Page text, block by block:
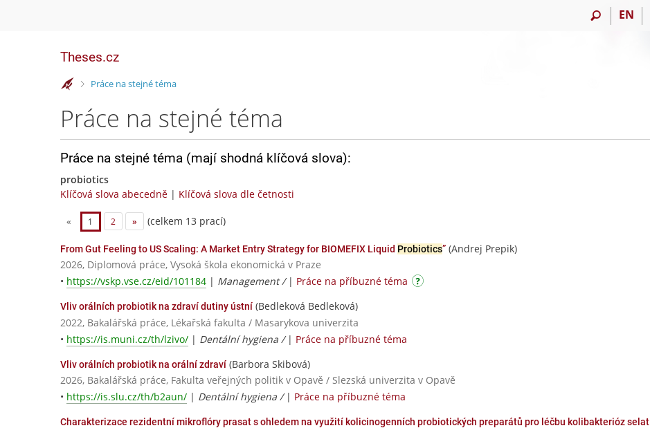
EN
Theses.cz
>Práce na stejné téma
Práce na stejné téma
Práce na stejné téma (mají shodná klíčová slova):
probiotics
Klíčová slova abecedně | Klíčová slova dle četnosti
« 1 2 » (celkem 13 prací)
From Gut Feeling to US Scaling: A Market Entry Strategy for BIOMEFIX Liquid Probiotics” (Andrej Prepik)
2026, Diplomová práce, Vysoká škola ekonomická v Praze
• https://vskp.vse.cz/eid/101184 | Management / | Práce na příbuzné téma
Vliv orálních probiotik na zdraví dutiny ústní (Bedleková Bedleková)
2022, Bakalářská práce, Lékařská fakulta / Masarykova univerzita
• https://is.muni.cz/th/lzivo/ | Dentální hygiena / | Práce na příbuzné téma
Vliv orálních probiotik na orální zdraví (Barbora Skibová)
2026, Bakalářská práce, Fakulta veřejných politik v Opavě / Slezská univerzita v Opavě
• https://is.slu.cz/th/b2aun/ | Dentální hygiena / | Práce na příbuzné téma
Charakterizace rezidentní mikroflóry prasat s ohledem na využití kolicinogenních probiotických preparátů pro léčbu kolibakterióz selat